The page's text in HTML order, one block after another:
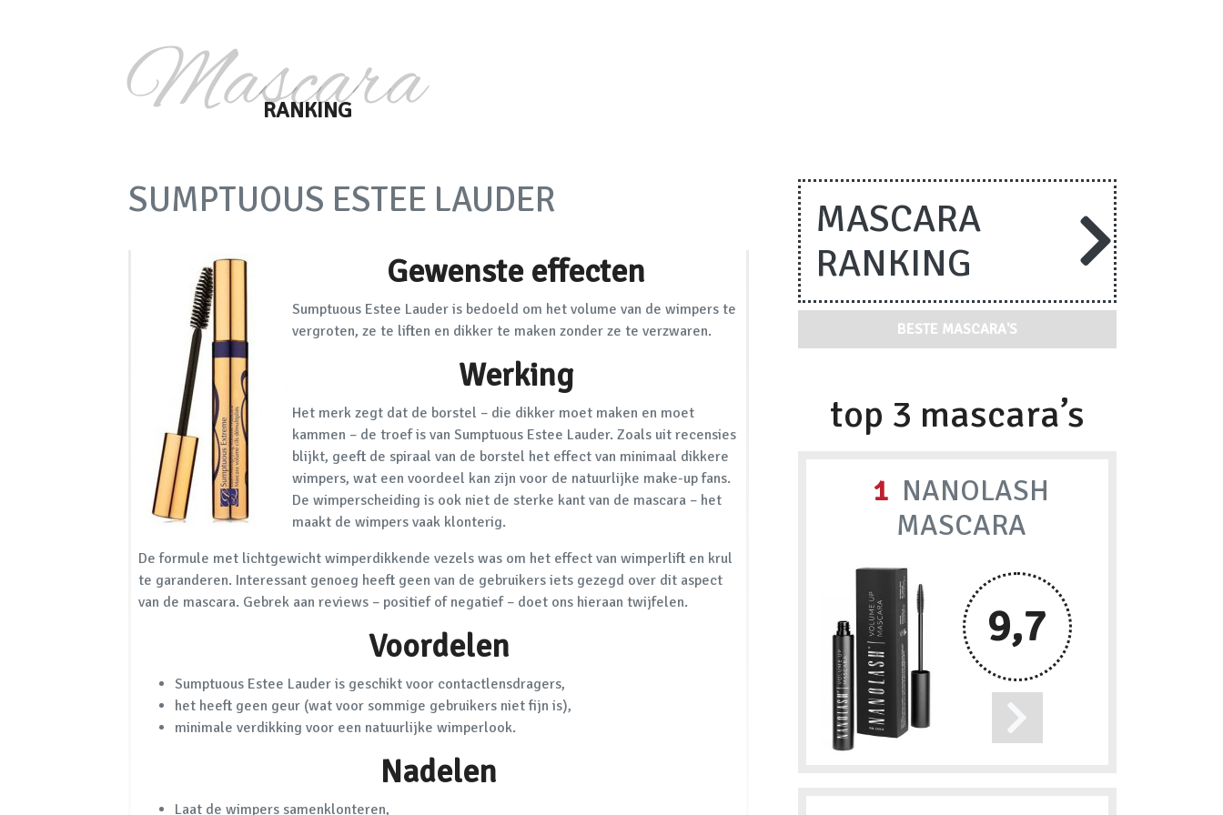
Mascara
RANKING
SUMPTUOUS ESTEE LAUDER
Gewenste effecten
Sumptuous Estee Lauder is bedoeld om het volume van de wimpers te
vergroten, ze te liften en dikker te maken zonder ze te verzwaren.
Werking
Het merk zegt dat de borstel – die dikker moet maken en moet
kammen – de troef is van Sumptuous Estee Lauder. Zoals uit recensies
blijkt, geeft de spiraal van de borstel het effect van minimaal dikkere
wimpers, wat een voordeel kan zijn voor de natuurlijke make-up fans.
De wimperscheiding is ook niet de sterke kant van de mascara – het
maakt de wimpers vaak klonterig.
De formule met lichtgewicht wimperdikkende vezels was om het effect van wimperlift en krul
te garanderen. Interessant genoeg heeft geen van de gebruikers iets gezegd over dit aspect
van de mascara. Gebrek aan reviews – positief of negatief – doet ons hieraan twijfelen.
Voordelen
Sumptuous Estee Lauder is geschikt voor contactlensdragers,
het heeft geen geur (wat voor sommige gebruikers niet fijn is),
minimale verdikking voor een natuurlijke wimperlook.
Nadelen
Laat de wimpers samenklonteren,
MASCARA
RANKING
BESTE MASCARA'S
top 3 mascara’s
1 NANOLASH
MASCARA
9,7